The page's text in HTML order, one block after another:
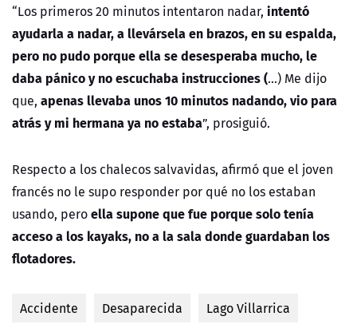
“Los primeros 20 minutos intentaron nadar, intentó
ayudarla a nadar, a llevársela en brazos, en su espalda,
pero no pudo porque ella se desesperaba mucho, le
daba pánico y no escuchaba instrucciones (...) Me dijo
que, apenas llevaba unos 10 minutos nadando, vio para
atrás y mi hermana ya no estaba”, prosiguió.
Respecto a los chalecos salvavidas, afirmó que el joven
francés no le supo responder por qué no los estaban
usando, peroella supone que fue porque solo tenía
acceso a los kayaks, no a la sala donde guardaban los
flotadores.
Accidente Desaparecida Lago Villarrica